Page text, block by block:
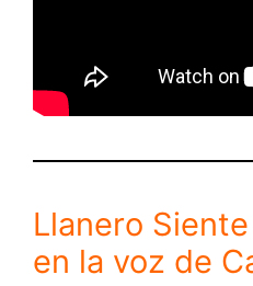
Llanero
en la voz de